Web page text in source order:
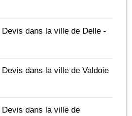
dans la ville de Delle -
dans la ville de Valdoie
dans la ville de